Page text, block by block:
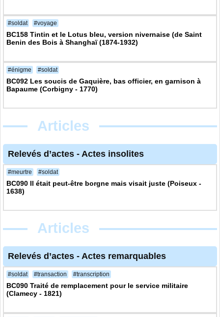
#soldat #voyage
BC158 Tintin et le Lotus bleu, version nivernaise (de Saint
Benin des Bois à Shanghaï (1874-1932)
#énigme #soldat
BC092 Les soucis de Gaquière, bas officier, en garnison à
Bapaume (Corbigny - 1770)
Articles
Relevés d’actes - Actes insolites
#meurtre #soldat
BC090 Il était peut-être borgne mais visait juste (Poiseux -
1638)
Articles
Relevés d’actes - Actes remarquables
#soldat #transaction #transcription
BC090 Traité de remplacement pour le service militaire
(Clamecy - 1821)